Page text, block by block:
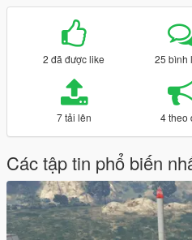
2 đã được like 25 bình
7 tải lên 4 theo
Các tập tin phổ biến